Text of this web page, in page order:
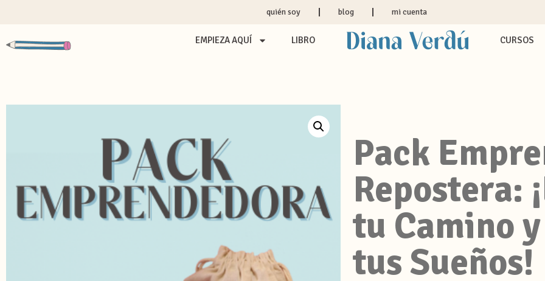
quién soy blog mi cuenta
EMPIEZA AQUÍ LIBRO CURSOS
Pack
Repostera:
tu Camino
tus Sueños!